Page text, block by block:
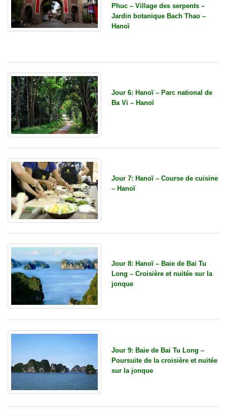
Phuc – Village des serpents –
Jardin botanique Bach Thao –
Hanoï
Jour 6: Hanoï – Parc national de
Ba Vi – Hanoï
Jour 7: Hanoï – Course de cuisine
– Hanoï
Jour 8: Hanoï – Baie de Bai Tu
Long – Croisière et nuitée sur la
jonque
Jour 9: Baie de Bai Tu Long –
Poursuite de la croisière et nuitée
sur la jonque